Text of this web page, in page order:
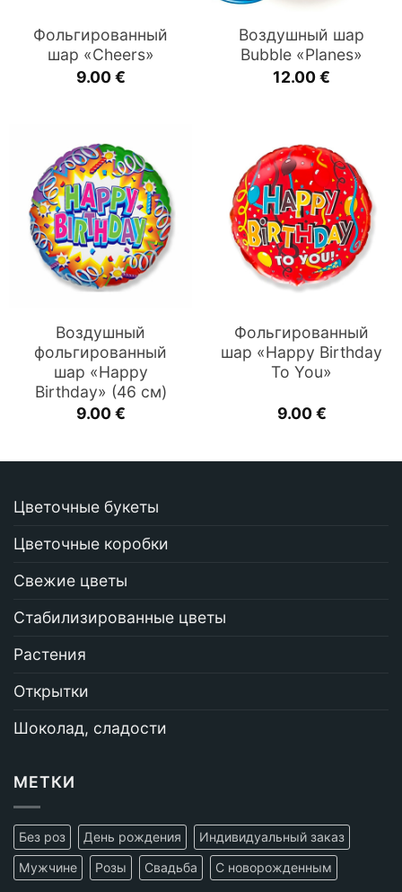
Фольгированный
шар «Cheers»
9.00€
Воздушный шар
Bubble «Planes»
12.00€
Воздушный
фольгированный
шар «Happy
Birthday» (46 см)
9.00€
Фольгированный
шар «Happy Birthday
To You»
9.00€
Цветочные букеты
Цветочные коробки
Свежие цветы
Стабилизированные цветы
Растения
Открытки
Шоколад, сладости
МЕТКИ
Без роз День рождения
Индивидуальный заказ
Мужчине
Розы Свадьба С новорожденным